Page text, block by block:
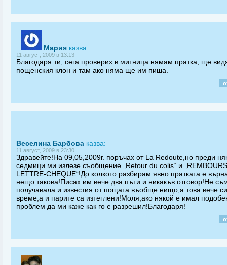
Мария казва:
11 август, 2009 в 13:13
Благодаря ти, сега проверих в митница нямам пратка, ще
пощенския клон и там ако няма ще им пиша.
Веселина Барбова казва:
11 август, 2009 в 23:30
Здравейте!На 09,05,2009г. поръчах от La Redoute,но преди
седмици ми излезе съобщение „Retour du colis“ и
LETTRE-CHEQUE“!До колкото разбирам явно пратката е
нещо такова!Писах им вече два пъти и никакъв отговор!Не
получавала и известия от пощата въобще нищо,а това вече
време,а и парите са изтеглени!Моля,ако някой е имал
проблем да ми каже как го е разрешил!Благодаря!